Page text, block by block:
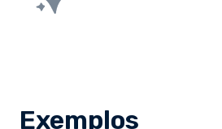
Exemplos